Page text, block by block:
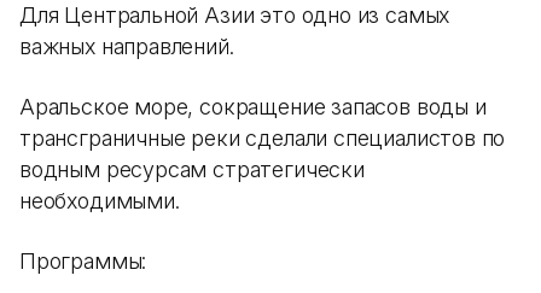
Для Центральной Азии это одно из самых
важных направлений.
Аральское море, сокращение запасов воды и
трансграничные реки сделали специалистов по
водным ресурсам стратегически
необходимыми.
Программы: